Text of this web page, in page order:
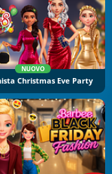
NUOVO
Christmas Eve Party